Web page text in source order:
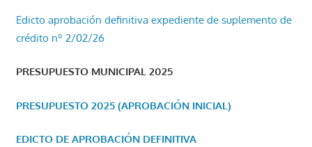
Edicto aprobación definitiva expediente de suplemento de
crédito nº 2/02/26
PRESUPUESTO MUNICIPAL 2025
PRESUPUESTO 2025 (APROBACIÓN INICIAL)
EDICTO DE APROBACIÓN DEFINITIVA